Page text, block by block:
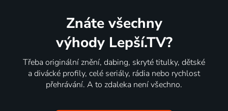
Znáte všechny
výhody Lepší.TV?
Třeba originální znění, dabing, skryté titulky, dětské
a divácké profily, celé seriály, rádia nebo rychlost
přehrávání. A to zdaleka není všechno.